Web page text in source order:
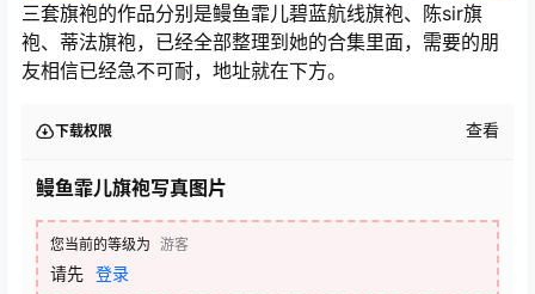
三套旗袍的作品分别是鳗鱼霏儿碧蓝航线旗袍、陈sir旗
袍、蒂法旗袍，已经全部整理到她的合集里面，需要的朋
友相信已经急不可耐，地址就在下方。
下载权限 查看
鳗鱼霏儿旗袍写真图片
您当前的等级为 游客
请先 登录